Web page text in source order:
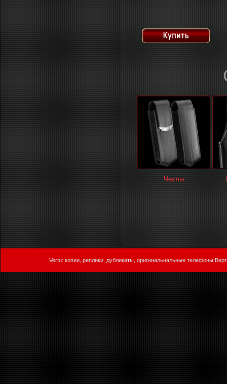
Чехлы
Vertu: копии, реплики, дубликаты, оригинальнальные телефоны